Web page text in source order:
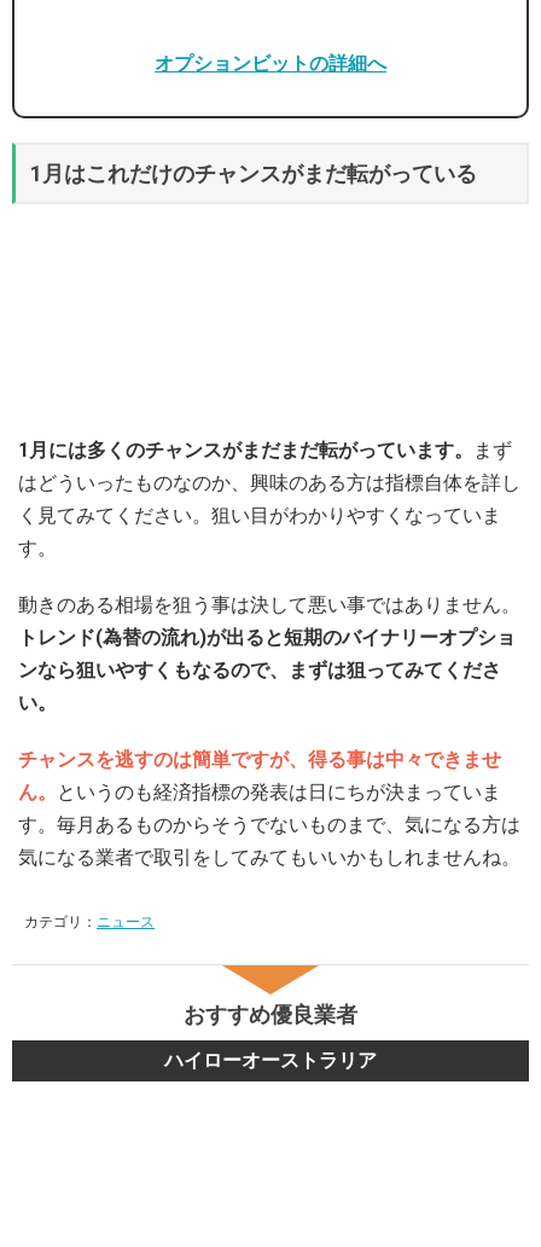
オプションビットの詳細へ
1月はこれだけのチャンスがまだ転がっている
1月には多くのチャンスがまだまだ転がっています。
まず
はどういったものなのか、興味のある方は指標自体を詳し
く見てみてください。狙い目がわかりやすくなっていま
す。
動きのある相場を狙う事は決して悪い事ではありません。
トレンド(為替の流れ)が出ると短期のバイナリーオプショ
ンなら狙いやすくもなるので、まずは狙ってみてくださ
い。
チャンスを逃すのは簡単ですが、得る事は中々できませ
ん。
というのも経済指標の発表は日にちが決まっていま
す。毎月あるものからそうでないものまで、気になる方は
気になる業者で取引をしてみてもいいかもしれませんね。
カテゴリ： ニュース
おすすめ優良業者
ハイローオーストラリア